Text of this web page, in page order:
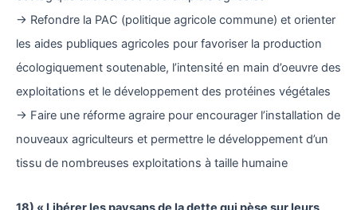
→ Refondre la PAC (politique agricole commune) et orienter
les aides publiques agricoles pour favoriser la production
écologiquement soutenable, l’intensité en main d’oeuvre des
exploitations et le développement des protéines végétales
→ Faire une réforme agraire pour encourager l’installation de
nouveaux agriculteurs et permettre le développement d’un
tissu de nombreuses exploitations à taille humaine